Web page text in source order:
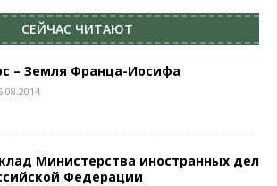
СЕЙЧАС ЧИТАЮТ
– Земля Франца-Иосифа
Министерства иностранных дел
Федерации